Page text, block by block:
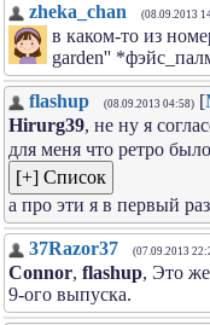
zheka_chan (08.09.2013
в каком-то из
garden''
flashup (08.09.2013 04:58) [
Hirurg39, не ну я
для меня что ретро
а про эти я в первый
37Razor37 (07.09.2013
Connor, flashup, Это
9-ого выпуска.